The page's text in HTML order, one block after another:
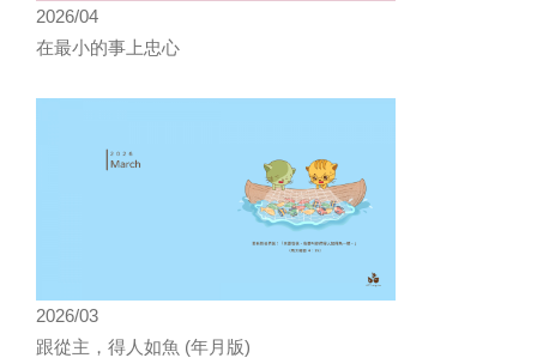
2026/04
在最小的事上忠心
2026/03
跟從主，得人如魚 (年月版)